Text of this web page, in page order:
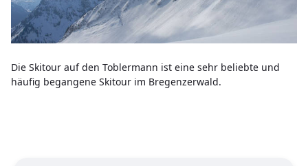
Die Skitour auf den Toblermann ist eine sehr beliebte und
häufig begangene Skitour im Bregenzerwald.